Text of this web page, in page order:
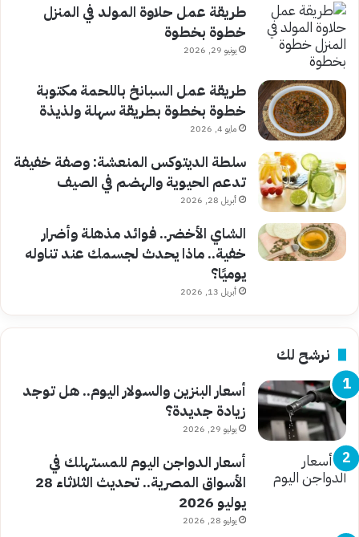
طريقة عمل حلاوة المولد في المنزل
خطوة بخطوة
يونيو 29, 2026
طريقة عمل السبانخ باللحمة مكتوبة
خطوة بخطوة بطريقة سهلة ولذيذة
مايو 4, 2026
سلطة الديتوكس المنعشة: وصفة خفيفة
تدعم الحيوية والهضم في الصيف
أبريل 28, 2026
الشاي الأخضر.. فوائد مذهلة وأضرار
خفية.. ماذا يحدث لجسمك عند تناوله
يوميًا؟
أبريل 13, 2026
نرشح لك
أسعار البنزين والسولار اليوم.. هل توجد
زيادة جديدة؟
يوليو 29, 2026
أسعار الدواجن اليوم للمستهلك في
الأسواق المصرية.. تحديث الثلاثاء 28
يوليو 2026
يوليو 28, 2026